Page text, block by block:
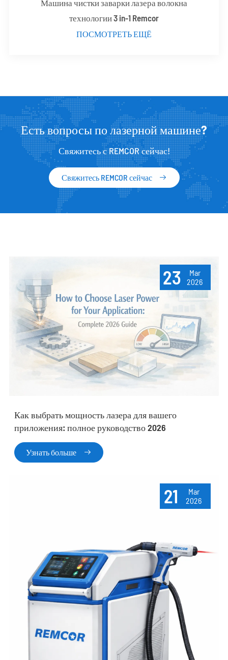
Машина чистки заварки лазера волокна
технологии 3 in-1 Remcor
ПОСМОТРЕТЬ ЕЩЁ
Есть вопросы по лазерной машине?
Свяжитесь с REMCOR сейчас!
Свяжитесь REMCOR сейчас 
23
Mar
2026
Как выбрать мощность лазера для вашего
приложения: полное руководство 2026
Узнать больше 
21
Mar
2026